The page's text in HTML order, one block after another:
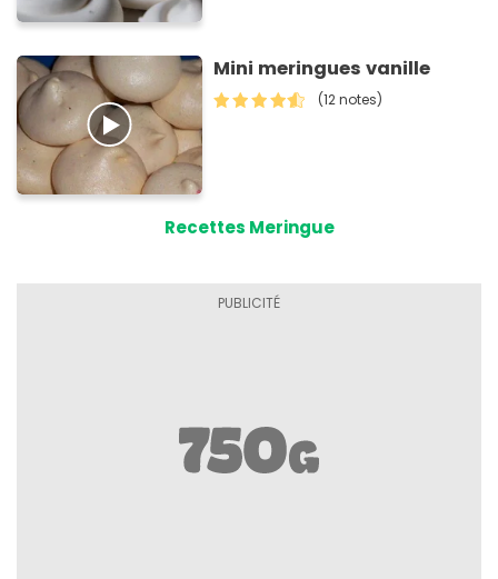
Mini meringues vanille
(12 notes)
Recettes Meringue